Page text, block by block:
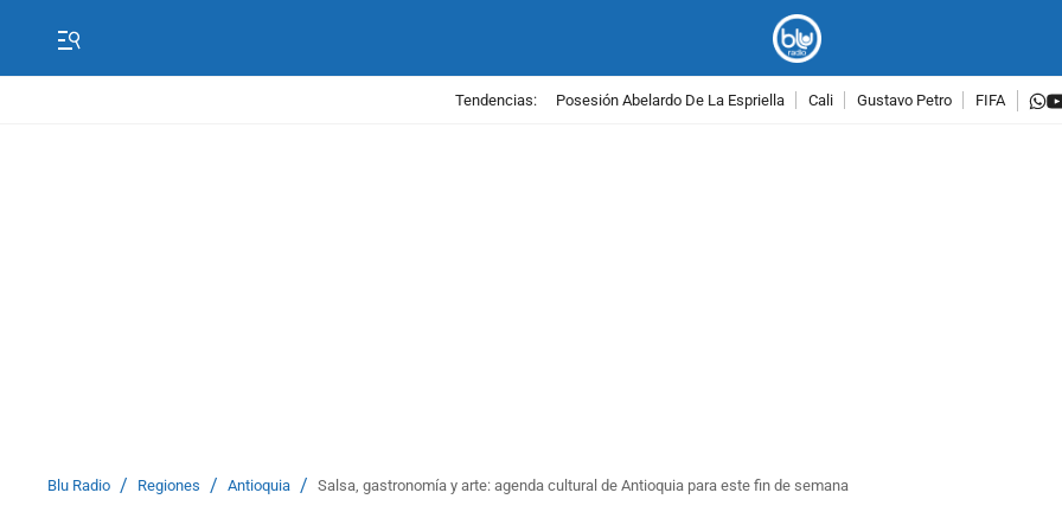
Tendencias: Posesión Abelardo De La Espriella Cali Gustavo Petro FIFA
Blu Radio / Regiones / Antioquia / Salsa, gastronomía y arte: agenda cultural de Antioquia para este fin de semana